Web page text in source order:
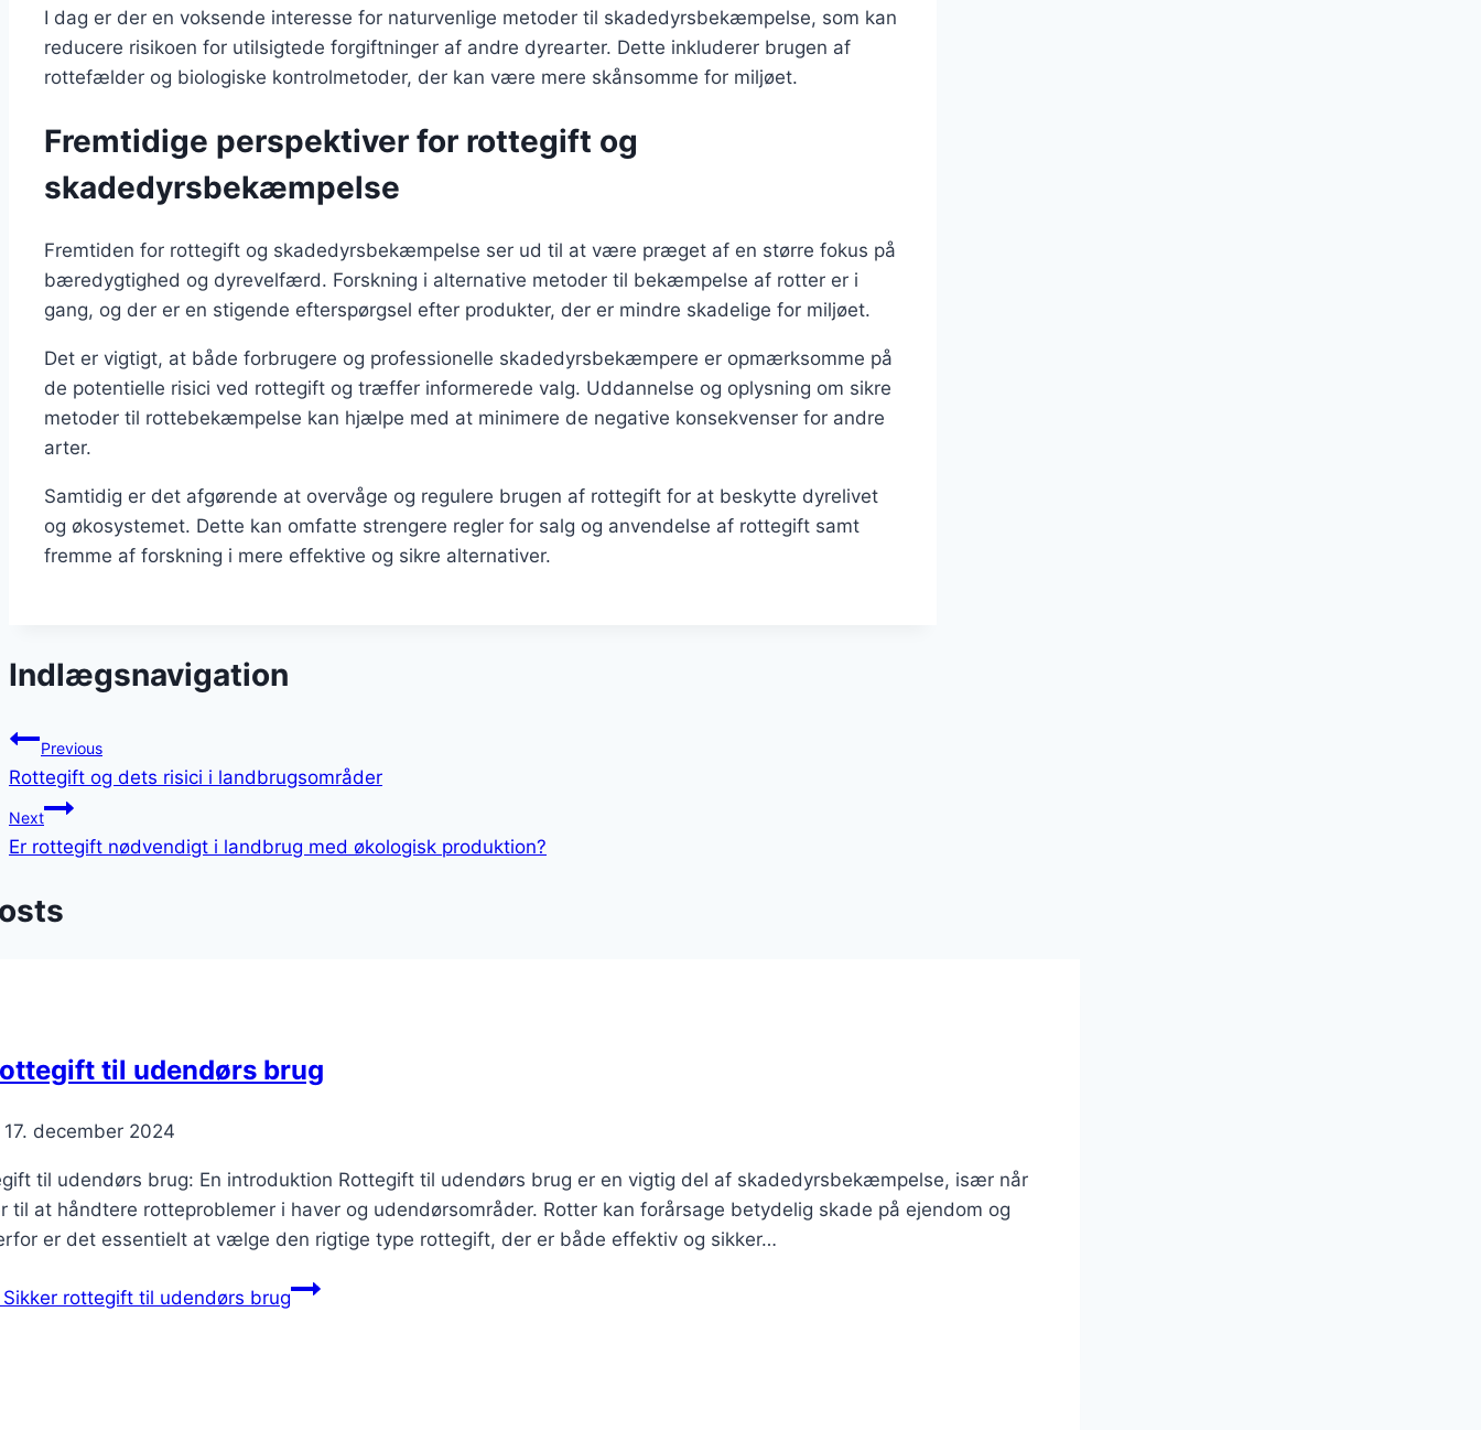
I dag er der en voksende interesse for naturvenlige metoder til skadedyrsbekæmpelse, som kan
reducere risikoen for utilsigtede forgiftninger af andre dyrearter. Dette inkluderer brugen af
rottefælder og biologiske kontrolmetoder, der kan være mere skånsomme for miljøet.
Fremtidige perspektiver for rottegift og
skadedyrsbekæmpelse
Fremtiden for rottegift og skadedyrsbekæmpelse ser ud til at være præget af en større fokus på
bæredygtighed og dyrevelfærd. Forskning i alternative metoder til bekæmpelse af rotter er i
gang, og der er en stigende efterspørgsel efter produkter, der er mindre skadelige for miljøet.
Det er vigtigt, at både forbrugere og professionelle skadedyrsbekæmpere er opmærksomme på
de potentielle risici ved rottegift og træffer informerede valg. Uddannelse og oplysning om sikre
metoder til rottebekæmpelse kan hjælpe med at minimere de negative konsekvenser for andre
arter.
Samtidig er det afgørende at overvåge og regulere brugen af rottegift for at beskytte dyrelivet
og økosystemet. Dette kan omfatte strengere regler for salg og anvendelse af rottegift samt
fremme af forskning i mere effektive og sikre alternativer.
Indlægsnavigation
Previous
Rottegift og dets risici i landbrugsområder
Next
Er rottegift nødvendigt i landbrug med økologisk produktion?
til udendørs brug
17. december 2024
til udendørs brug: En introduktion Rottegift til udendørs brug er en vigtig del af skadedyrsbekæmpelse, især når
til at håndtere rotteproblemer i haver og udendørsområder. Rotter kan forårsage betydelig skade på ejendom og
er det essentielt at vælge den rigtige type rottegift, der er både effektiv og sikker…
rottegift til udendørs brug